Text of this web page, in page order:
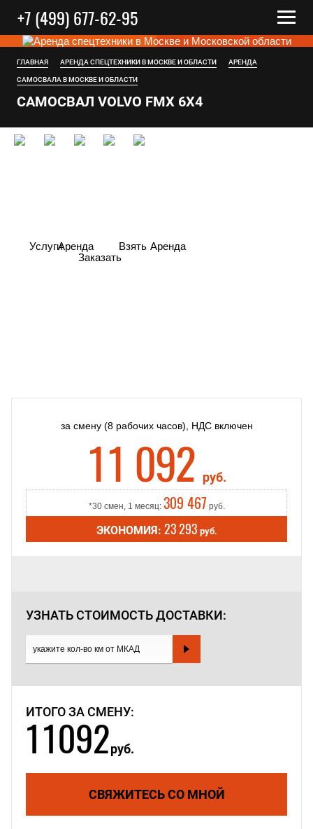
+7 (499) 677-62-95
ГЛАВНАЯ АРЕНДА СПЕЦТЕХНИКИ В МОСКВЕ И ОБЛАСТИ АРЕНДА
САМОСВАЛА В МОСКВЕ И ОБЛАСТИ
САМОСВАЛ VOLVO FMX 6X4
11 092руб.
за смену (8 рабочих часов), НДС включен
*30 смен, 1 месяц: 309 467 руб.
ЭКОНОМИЯ: 23 293 руб.
УЗНАТЬ СТОИМОСТЬДОСТАВКИ:
ИТОГО ЗА СМЕНУ:
11092руб.
СВЯЖИТЕСЬ СО МНОЙ